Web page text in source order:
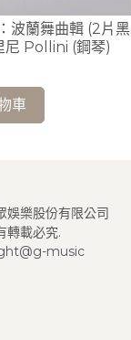
波蘭舞曲輯 (2片黑
尼 Pollini (鋼琴)
車
娛樂股份有限公司
轉載必究.
music